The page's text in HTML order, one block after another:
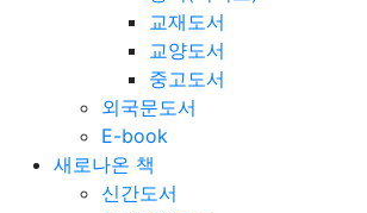
교재도서
교양도서
중고도서
외국문도서
E-book
새로나온 책
신간도서